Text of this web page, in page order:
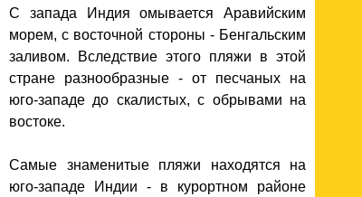
С запада Индия омывается Аравийским
морем, с восточной стороны - Бенгальским
заливом. Вследствие этого пляжи в этой
стране разнообразные - от песчаных на
юго-западе до скалистых, с обрывами на
востоке.
Самые знаменитые пляжи находятся на
юго-западе Индии - в курортном районе